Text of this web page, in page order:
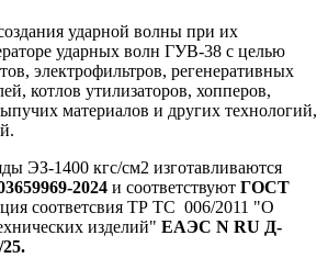
ударной волны при их
ударных волн ГУВ-38 с целью
электрофильтров, регенеративных
котлов утилизаторов, хопперов,
материалов и других технологий,
ЭЗ-1400 кгс/см2 изготавливаются
2024 и соответствуют ГОСТ
соответсвия ТР ТС 006/2011 "О
изделий" ЕАЭС N RU Д-